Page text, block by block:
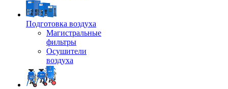
Подготовка воздуха
Магистральные
фильтры
Осушители
воздуха